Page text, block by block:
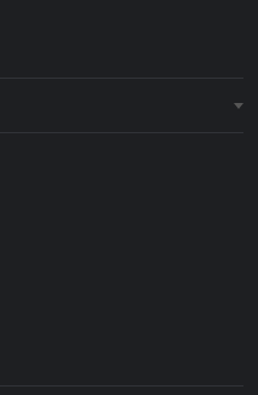
Games?
Connect?